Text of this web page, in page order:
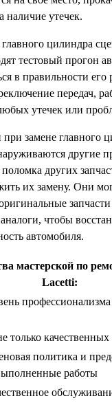
наличие утечек.
цилиндра
тестовый прогон
в правильности
передач,
утечек или
при замене главного
другие
других
их замену. Они
чтобы
автомобиля.
мастерской по
Lacetti:
только качественных
политика и
работы